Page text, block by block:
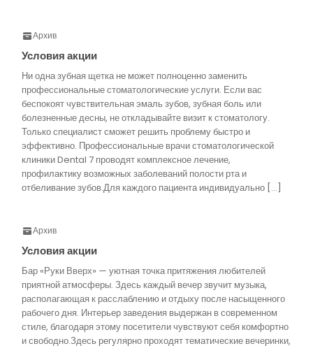
Архив
Условия акции
Ни одна зубная щетка не может полноценно заменить
профессиональные стоматологические услуги. Если вас
беспокоят чувствительная эмаль зубов, зубная боль или
болезненные десны, не откладывайте визит к стоматологу.
Только специалист сможет решить проблему быстро и
эффективно. Профессиональные врачи стоматологической
клиники Dental 7 проводят комплексное лечение,
профилактику возможных заболеваний полости рта и
отбеливание зубов.Для каждого пациента индивидуально […]
Архив
Условия акции
Бар «Руки Вверх» — уютная точка притяжения любителей
приятной атмосферы. Здесь каждый вечер звучит музыка,
располагающая к расслаблению и отдыху после насыщенного
рабочего дня. Интерьер заведения выдержан в современном
стиле, благодаря этому посетители чувствуют себя комфортно
и свободно.Здесь регулярно проходят тематические вечеринки,